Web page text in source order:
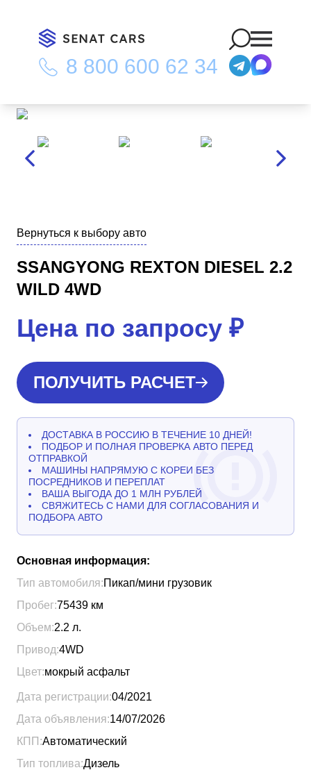
8 800 600 62 34
Главная Каталог/Ssangyong Rexton Diesel 2.2 Wild 4WD
Вернуться к выбору авто
SSANGYONG REXTON DIESEL 2.2
WILD 4WD
Цена по запросу ₽
ПОЛУЧИТЬ РАСЧЕТ
ДОСТАВКА В РОССИЮ В ТЕЧЕНИЕ 10 ДНЕЙ!
ПОДБОР И ПОЛНАЯ ПРОВЕРКА АВТО ПЕРЕД
ОТПРАВКОЙ
МАШИНЫ НАПРЯМУЮ С КОРЕИ БЕЗ
ПОСРЕДНИКОВ И ПЕРЕПЛАТ
ВАША ВЫГОДА ДО 1 МЛН РУБЛЕЙ
СВЯЖИТЕСЬ С НАМИ ДЛЯ СОГЛАСОВАНИЯ И
ПОДБОРА АВТО
Основная информация:
Тип автомобиля:Пикап/мини грузовик
Пробег:75439 км
Объем:2.2 л.
Привод:4WD
Цвет:мокрый асфальт
Дата регистрации:04/2021
Дата объявления:14/07/2026
КПП:Автоматический
Тип топлива:Дизель